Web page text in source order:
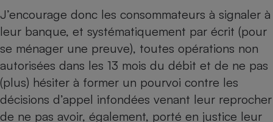
J’encourage donc les consommateurs à signaler à
leur banque, et systématiquement par écrit (pour
se ménager une preuve), toutes opérations non
autorisées dans les 13 mois du débit et de ne pas
(plus) hésiter à former un pourvoi contre les
décisions d’appel infondées venant leur reprocher
de ne pas avoir, également, porté en justice leur